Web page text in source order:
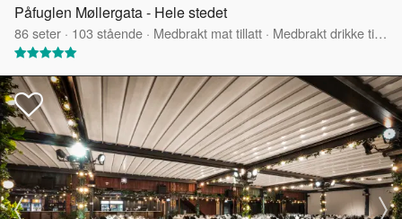
Påfuglen Møllergata - Hele stedet
86seter · 103 stående · Medbrakt mat tillatt · Medbrakt drikke tillatt